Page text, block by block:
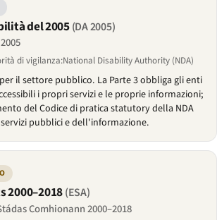
del 2005(DA 2005)
di vigilanza:National Disability Authority (NDA)
il settore pubblico. La Parte 3 obbliga gli enti
i propri servizi e le proprie informazioni;
del Codice di pratica statutory della NDA
pubblici e dell'informazione.
2000–2018(ESA)
Comhionann 2000–2018